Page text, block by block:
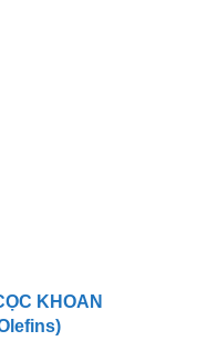
KHOAN